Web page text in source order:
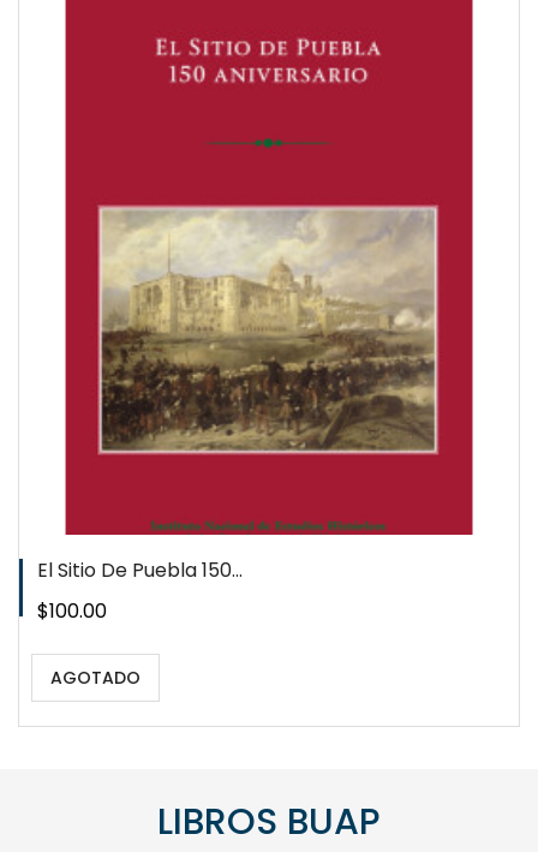
El Sitio De Puebla 150...
Precio
$100.00
AGOTADO
QUICKVIEW
WISHLIST
LIBROS BUAP